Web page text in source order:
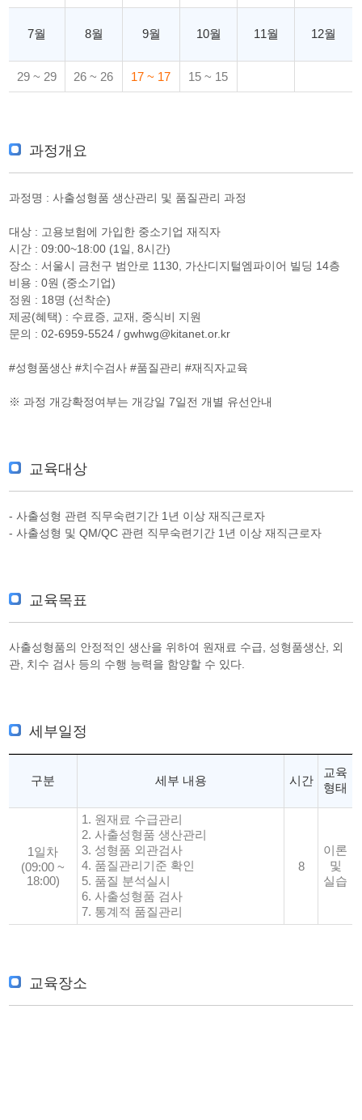
7월 8월 9월 10월 11월 12월
29 ~ 29 26 ~ 26 17 ~ 17 15 ~ 15
과정개요
과정명 : 사출성형품 생산관리 및 품질관리 과정
대상 : 고용보험에 가입한 중소기업 재직자
시간 : 09:00~18:00 (1일, 8시간)
장소 : 서울시 금천구 범안로 1130, 가산디지털엠파이어 빌딩 14층
비용 : 0원 (중소기업)
정원 : 18명 (선착순)
제공(혜택) : 수료증, 교재, 중식비 지원
문의 : 02-6959-5524 / gwhwg@kitanet.or.kr
#성형품생산 #치수검사 #품질관리 #재직자교육
※ 과정 개강확정여부는 개강일 7일전 개별 유선안내
교육대상
- 사출성형 관련 직무숙련기간 1년 이상 재직근로자
- 사출성형 및 QM/QC 관련 직무숙련기간 1년 이상 재직근로자
교육목표
사출성형품의 안정적인 생산을 위하여 원재료 수급, 성형품생산, 외
관, 치수 검사 등의 수행 능력을 함양할 수 있다.
세부일정
구분 세부 내용 시간
교육
형태
1일차
(09:00 ~
18:00)
1. 원재료 수급관리
2. 사출성형품 생산관리
3. 성형품 외관검사
4. 품질관리기준 확인
5. 품질 분석실시
6. 사출성형품 검사
7. 통계적 품질관리
8
이론
및
실습
교육장소